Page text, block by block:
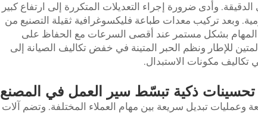
وأدى ضرورة إجراء التعديلات المتكررة إلى ارتفاع كبير
وبعد تركيب معدات طباعة فليكسوغرافية ثقيلة التصنيع من
بشكل مستمر عند أقصى السرعات مع الحفاظ على
للإطار ونظم الحبر المتينة في خفض تكاليف الصيانة إلى
تكاليف مكونات الاستبدال.
تحسينات ذكية تبسّط سير العمل في المصنع
وعمليات تبديل سريعة بين مهام العملاء المختلفة. وتضم آلات